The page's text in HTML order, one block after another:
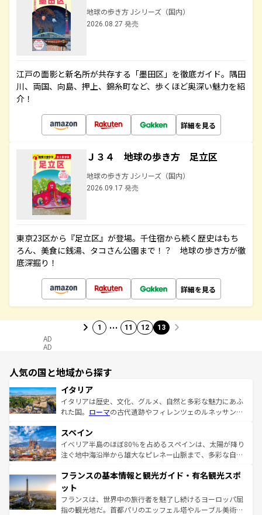
地球の歩き方 Jシリーズ（国内）
2026.08.27 発売
江戸の面影と新名所が共存する「墨田区」を徹底ガイド。隅田
川、両国、向島、押上、錦糸町など、歩くほど奥深い魅力を紹
介！
詳細を見る
Ｊ３４ 地球の歩き方 足立区
地球の歩き方 Jシリーズ（国内）
2026.09.17 発売
東京23区から『足立区』が登場。千住宿から続く歴史はもち
ろん、美食に銭湯、タコさん公園まで！？ 地球の歩き方が徹
底深掘り！
詳細を見る
1 … 11 12 13
AD
AD
人気の国と地域から探す
イタリア
イタリアは歴史、文化、グルメ、自然と多彩な魅力にあふ
れた国。 ローマの古代遺跡やフィレンツェのルネッサンス
ろん、トスカーナの美しい田園風景やアマルフィ海岸の絶
景など、自然景観も見逃せない。観光の合間には、本場の
ピザやパスタなど、絶品のイタリア料理を堪能することも
ませてくれるイタリアで、忘れられない旅をしてみよう！
なお、新着のイタリア情報は
しい。
スペイン
イベリア半島のほぼ80％を占めるスペインは、太陽が降り
注ぐ地中海沿岸から雄大なピレネー山脈まで、多彩な自然
文化が根付くこの国では、情熱的なフラメンコ、熱気あふ
れる闘牛、そして美味しいタパスが生活の一部となってい
る。首都マドリードの洗練された雰囲気や、バルセロナの
アートに溢れた街角から、地方では古代ローマ遺跡や中世
フランスの基本情報と観光ガイド・有名観光スポ
ット
フランスは、世界中の旅行者を魅了し続けるヨーロッパ屈
指の観光地だ。首都パリのエッフェル塔やルーブル美術館